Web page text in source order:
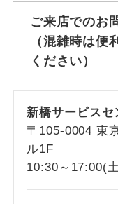
ご来店でのお
（混雑時は便
ください）
新橋サービスセ
〒105-0004 東
ル1F
10:30～17:00(